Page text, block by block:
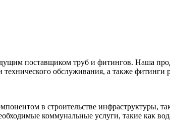
поставщиком труб и фитингов. Наша
технического обслуживания, а также фитинги
в строительстве инфраструктуры,
коммунальные услуги, такие как